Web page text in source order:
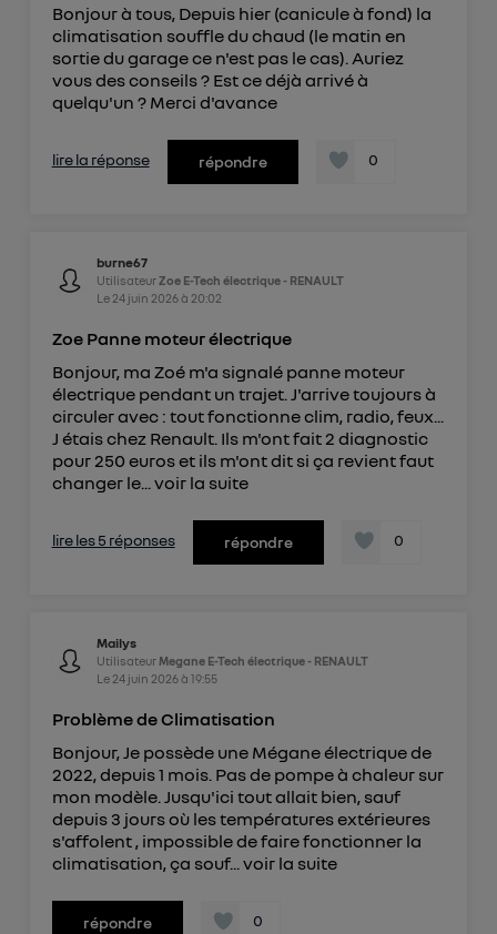
Bonjour à tous, Depuis hier (canicule à fond) la
climatisation souffle du chaud (le matin en
sortie du garage ce n'est pas le cas). Auriez
vous des conseils ? Est ce déjà arrivé à
quelqu'un ? Merci d'avance
lire la réponse répondre 0
burne67
UtilisateurZoe E-Tech électrique - RENAULT
Le 24 juin 2026à 20:02
Zoe Panne moteur électrique
Bonjour, ma Zoé m'a signalé panne moteur
électrique pendant un trajet. J'arrive toujours à
circuler avec : tout fonctionne clim, radio, feux...
J étais chez Renault. Ils m'ont fait 2 diagnostic
pour 250 euros et ils m'ont dit si ça revient faut
changer le... voir la suite
lire les 5 réponses répondre 0
Mailys
Utilisateur Megane E-Tech électrique - RENAULT
Le 24 juin 2026à 19:55
Problème de Climatisation
Bonjour, Je possède une Mégane électrique de
2022, depuis 1 mois. Pas de pompe à chaleur sur
mon modèle. Jusqu'ici tout allait bien, sauf
depuis 3 jours où les températures extérieures
s'affolent , impossible de faire fonctionner la
climatisation, ça souf... voir la suite
répondre 0